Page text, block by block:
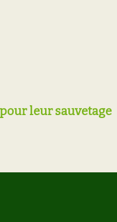
leur sauvetage